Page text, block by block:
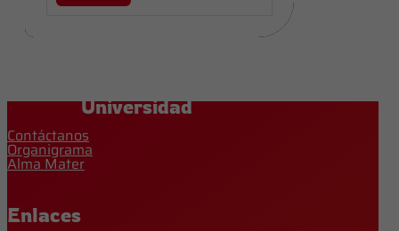
Universidad
Contáctanos
Organigrama
Alma Mater
Enlaces